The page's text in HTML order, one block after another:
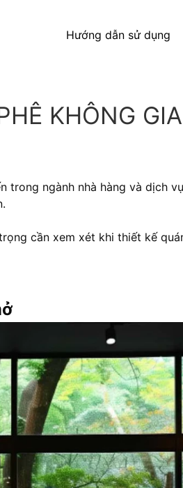
Hướng dẫn sử dụng
KHÔNG
ngành nhà hàng và dịch
cần xem xét khi thiết kế